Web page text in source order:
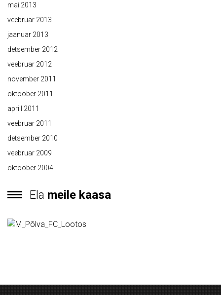
mai 2013
veebruar 2013
jaanuar 2013
detsember 2012
veebruar 2012
november 2011
oktoober 2011
aprill 2011
veebruar 2011
detsember 2010
veebruar 2009
oktoober 2004
Ela meile kaasa